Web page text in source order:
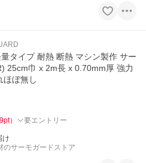
量タイプ 耐熱 断熱 マシン製作 サー
25cm巾 x 2m長 x 0.70mm厚 強力
ほぼ無し
pt） 要エントリー
け
のサーモガードストア